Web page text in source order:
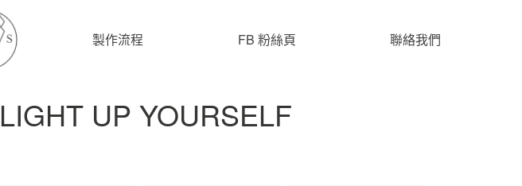
製作流程 FB 粉絲頁 聯絡我們
LIGHT UP YOURSELF